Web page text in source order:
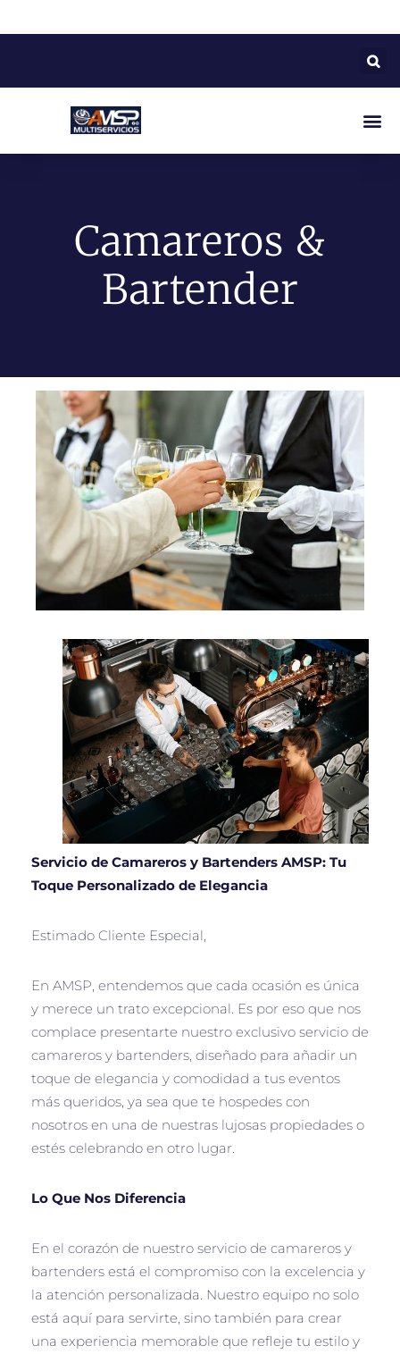
Camareros &
Bartender
Servicio de Camareros y Bartenders AMSP: Tu
Toque Personalizado de Elegancia
Estimado Cliente Especial,
En AMSP, entendemos que cada ocasión es única
y merece un trato excepcional. Es por eso que nos
complace presentarte nuestro exclusivo servicio de
camareros y bartenders, diseñado para añadir un
toque de elegancia y comodidad a tus eventos
más queridos, ya sea que te hospedes con
nosotros en una de nuestras lujosas propiedades o
estés celebrando en otro lugar.
Lo Que Nos Diferencia
En el corazón de nuestro servicio de camareros y
bartenders está el compromiso con la excelencia y
la atención personalizada. Nuestro equipo no solo
está aquí para servirte, sino también para crear
una experiencia memorable que refleje tu estilo y